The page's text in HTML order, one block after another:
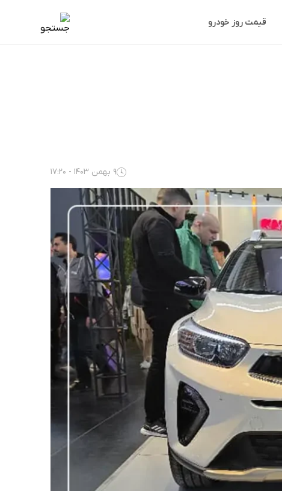
قیمت روز خودرو
9 بهمن 1403 - 17:20